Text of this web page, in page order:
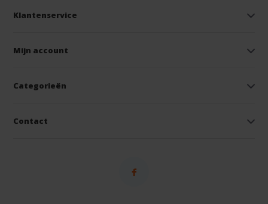
Klantenservice
Mijn account
Categorieën
Contact